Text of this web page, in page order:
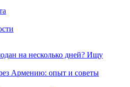
на несколько дней? Ищу
Армению: опыт и советы